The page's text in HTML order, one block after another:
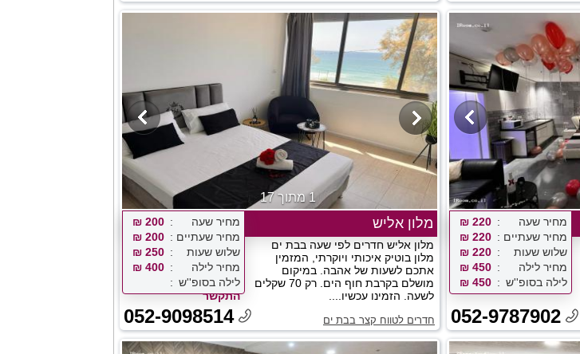
מחיר שעה
220 ₪
מחיר שעתיים
220 ₪
שלוש שעות
220 ₪
מחיר לילה
450 ₪
לילה בסופ''ש
450 ₪
052-9787902
1 מתוך 17
מלון אליש
מלון אליש חדרים לפי שעה בבת ים
מלון בוטיק איכותי ויוקרתי, המזמין
אתכם לשעות של אהבה. במיקום
מושלם בקרבת חוף הים. רק 70 שקלים
לשעה. הזמינו עכשיו....
חדרים לטווח קצר בבת ים
מחיר שעה
200 ₪
מחיר שעתיים
200 ₪
שלוש שעות
250 ₪
מחיר לילה
400 ₪
לילה בסופ''ש
התקשר
052-9098514